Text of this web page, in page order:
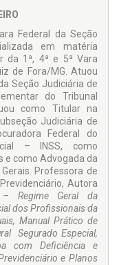
de deficiência leve,
inclui orientações
períodos laborados
o grau de deficiência
regulamentador.
Federal da Seção
em matéria
da 1ª, 4ª e 5ª Vara
de Fora/MG. Atuou
Seção Judiciária de
do Tribunal
como Titular na
Judiciária de
Federal do
– INSS, como
e como Advogada da
Professora de
Autora
– Regime Geral da
dos Profissionais da
Manual Prático de
Segurado Especial,
com Deficiência e
e Planos